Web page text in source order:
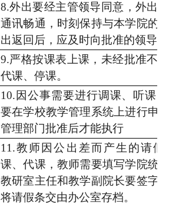
8.外出要经主管领导同意，外出期
通讯畅通，时刻保持与本学院的工
出返回后，应及时向批准的领导报
9.严格按课表上课，未经批准不得
代课、停课。
10. 因公事需要进行调课、听课、
要在学校教学管理系统上进行申请
管理部门批准后才能执行
11.教师因公出差而产生的请假
课、代课，教师需要填写学院统一
教研室主任和教学副院长要签字确
将请假条交由办公室存档。